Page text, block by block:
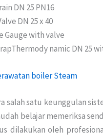
DN 25 PN16
DN 25 x 40
Gauge with valve
namic DN 25
boiler Steam
salah satu keunggulan
belajar memeriksa
dilakukan oleh